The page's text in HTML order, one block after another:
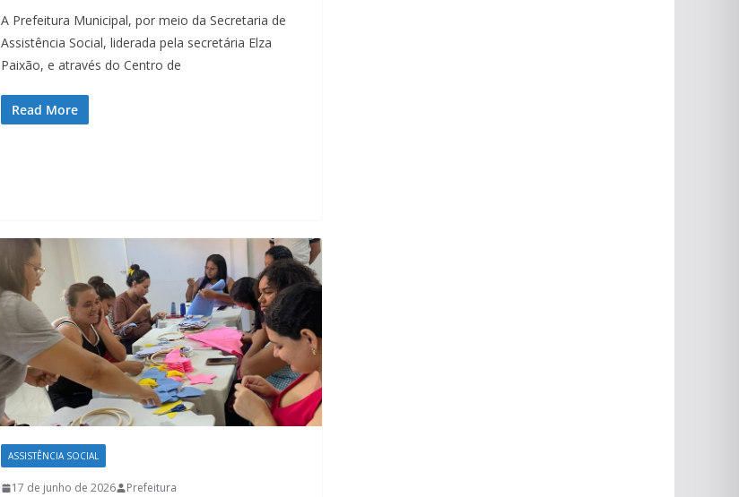
A Prefeitura Municipal, por meio da Secretaria de
Assistência Social, liderada pela secretária Elza
Paixão, e através do Centro de
Read More
ASSISTÊNCIA SOCIAL
17 de junho de 2026 Prefeitura